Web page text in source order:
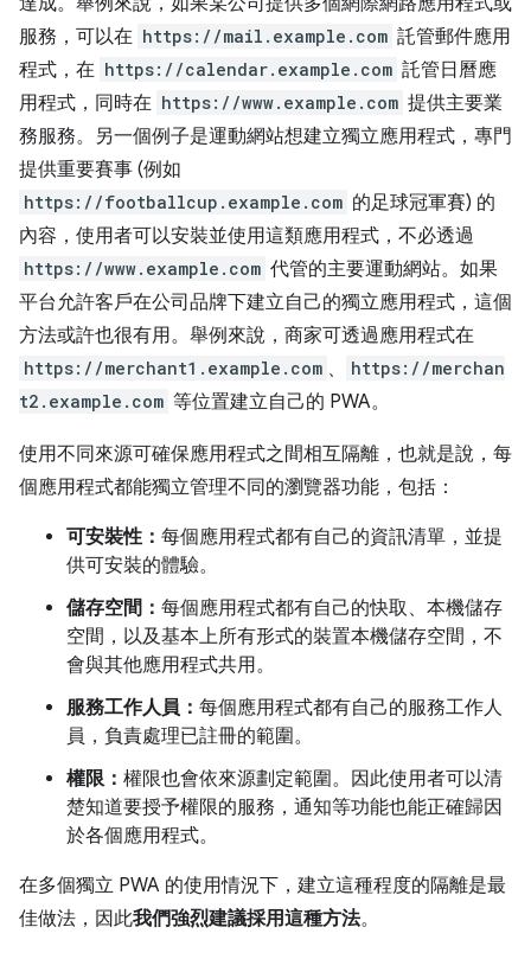
服務，可以在 https://mail.example.com 託管郵件應用
程式，在 https://calendar.example.com 託管日曆應
用程式，同時在 https://www.example.com 提供主要業
務服務。另一個例子是運動網站想建立獨立應用程式，專門
提供重要賽事 (例如
https://footballcup.example.com 的足球冠軍賽) 的
內容，使用者可以安裝並使用這類應用程式，不必透過
https://www.example.com 代管的主要運動網站。如果
平台允許客戶在公司品牌下建立自己的獨立應用程式，這個
方法或許也很有用。舉例來說，商家可透過應用程式在
https://merchant1.example.com 、
https://merchan
t2.example.com 等位置建立自己的 PWA。
使用不同來源可確保應用程式之間相互隔離，也就是說，每
個應用程式都能獨立管理不同的瀏覽器功能，包括：
可安裝性： 每個應用程式都有自己的資訊清單，並提
供可安裝的體驗。
儲存空間： 每個應用程式都有自己的快取、本機儲存
空間，以及基本上所有形式的裝置本機儲存空間，不
會與其他應用程式共用。
服務工作人員： 每個應用程式都有自己的服務工作人
員，負責處理已註冊的範圍。
權限： 權限也會依來源劃定範圍。因此使用者可以清
楚知道要授予權限的服務，通知等功能也能正確歸因
於各個應用程式。
在多個獨立 PWA 的使用情況下，建立這種程度的隔離是最
佳做法，因此我們強烈建議採用這種方法。